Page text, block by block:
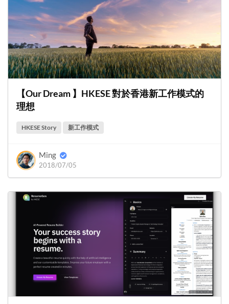
【Our Dream 】HKESE 對於香港新工作模式的
理想
HKESE Story 新工作模式
Ming
2018/07/05